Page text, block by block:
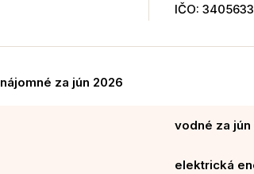
IČO:
za jún 2026
vodné za jún
elektrická